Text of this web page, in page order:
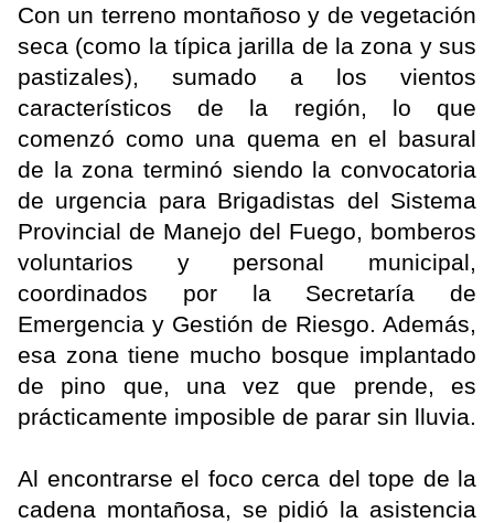
Con un terreno montañoso y de vegetación
seca (como la típica jarilla de la zona y sus
pastizales), sumado a los vientos
característicos de la región, lo que
comenzó como una quema en el basural
de la zona terminó siendo la convocatoria
de urgencia para Brigadistas del Sistema
Provincial de Manejo del Fuego, bomberos
voluntarios y personal municipal,
coordinados por la Secretaría de
Emergencia y Gestión de Riesgo. Además,
esa zona tiene mucho bosque implantado
de pino que, una vez que prende, es
prácticamente imposible de parar sin lluvia.
Al encontrarse el foco cerca del tope de la
cadena montañosa, se pidió la asistencia